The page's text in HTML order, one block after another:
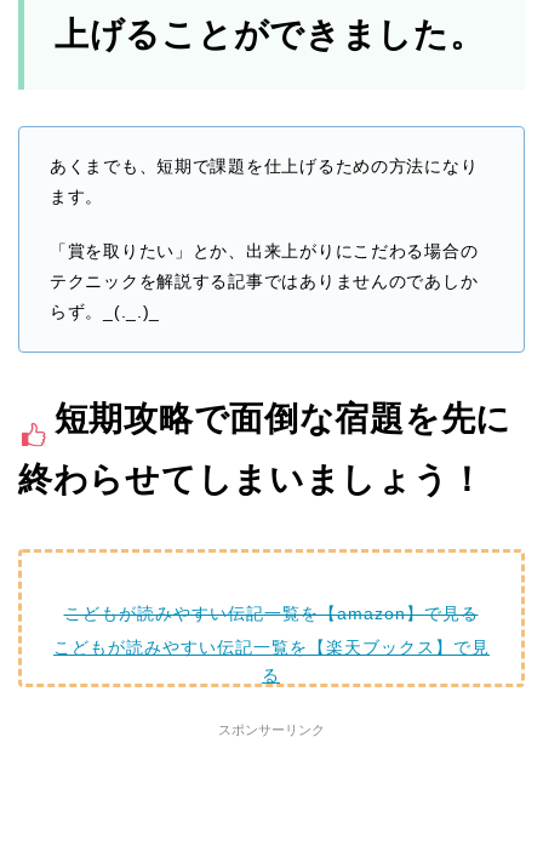
上げることができました。
あくまでも、短期で課題を仕上げるための方法になり
ます。
「賞を取りたい」とか、出来上がりにこだわる場合の
テクニックを解説する記事ではありませんのであしか
らず。_(._.)_
短期攻略で面倒な宿題を先に
終わらせてしまいましょう！
こどもが読みやすい伝記一覧を【amazon】で見る
こどもが読みやすい伝記一覧を【楽天ブックス】で見
る
スポンサーリンク